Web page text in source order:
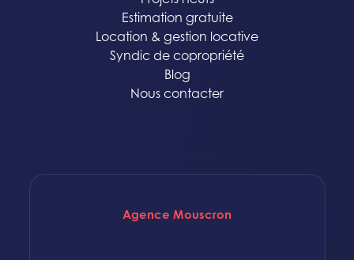
Estimation gratuite
Location & gestion locative
Syndic de copropriété
Blog
Nous contacter
Agence Mouscron